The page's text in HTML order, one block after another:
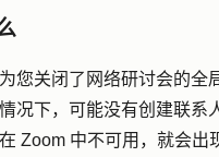
您关闭了网络研讨会的
况下，可能没有创建联
Zoom 中不可用，就会出